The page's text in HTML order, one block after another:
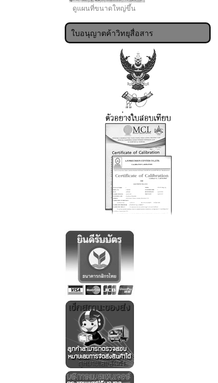
ดูแผนที่ขนาดใหญ่ขึ้น
ใบอนุญาตค้าวิทยุสื่อสาร